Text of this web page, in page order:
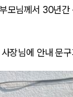
모님께서 30년
장님에 안내 문